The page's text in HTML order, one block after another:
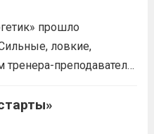
прошло
ловкие,
преподавателя
выносливость и